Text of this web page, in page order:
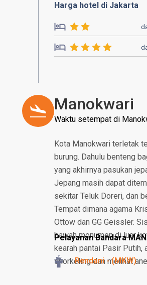
Harga hotel di Jakarta
Manokwari
Waktu setempat di
Kota Manokwari terletak
burung. Dahulu benteng
yang akhirnya pasukan
Jepang masih dapat
sekitar Teluk Doreri, dan
Tempat dimana agama
Ottow dan GG Geissler.
bawah monumen di luar
kearah pantai Pasir Putih,
snorkeling dan melihat
Pelayanan Bandara
Rendani - (MKW)